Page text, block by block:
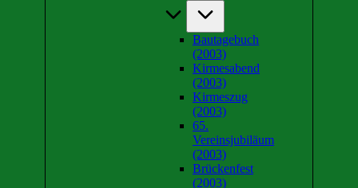
Bautagebuch
(2003)
Kirmesabend
(2003)
Kirmeszug
(2003)
65.
Vereinsjubiläum
(2003)
Brückenfest
(2003)